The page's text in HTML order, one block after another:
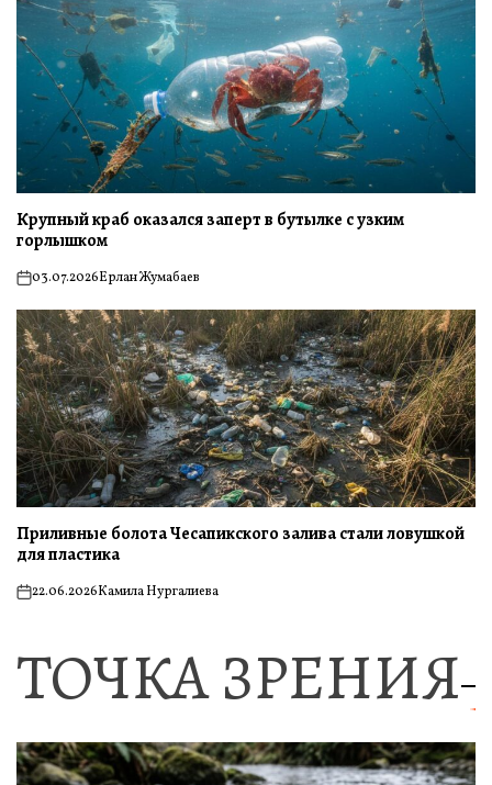
Крупный краб оказался заперт в бутылке с узким
горлышком
on03.07.2026Ерлан Жумабаев
Приливные болота Чесапикского залива стали ловушкой
для пластика
on22.06.2026Камила Нургалиева
ТОЧКА ЗРЕНИЯ